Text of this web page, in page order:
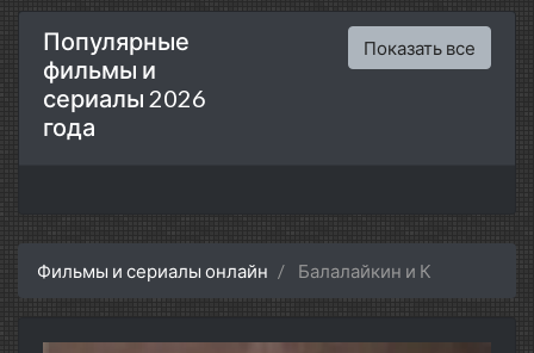
Популярные
фильмы и
сериалы 2026
года
Показать все
Фильмы и сериалы онлайн Балалайкин и К